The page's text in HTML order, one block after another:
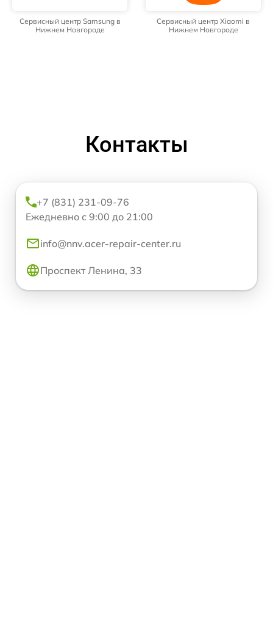
Сервисный центр Samsung в
Нижнем Новгороде
Сервисный центр Xiaomi в
Нижнем Новгороде
Контакты
+7 (831) 231-09-76
Ежедневно с 9:00 до 21:00
info@nnv.acer-repair-center.ru
Проспект Ленина, 33